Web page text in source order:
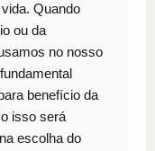
Quando
ou da
no nosso
benefício da
isso será
escolha do